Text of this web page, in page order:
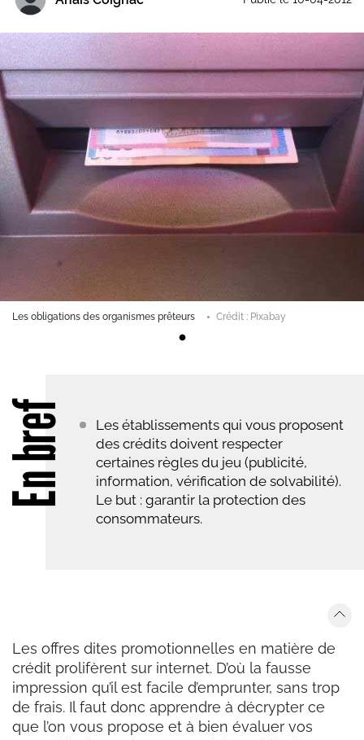
bref
Les établissements qui vous proposent
des crédits doivent respecter
certaines règles du jeu (publicité,
information, vérification de solvabilité).
Le but : garantir la protection des
consommateurs.
Les obligations des organismes prêteurs Crédit : Pixabay
Les offres dites promotionnelles en matière de
crédit prolifèrent sur internet. D’où la fausse
impression qu’il est facile d’emprunter, sans trop
de frais. Il faut donc apprendre à décrypter ce
que l’on vous propose et à bien évaluer vos